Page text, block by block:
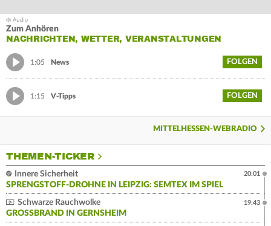
Zum Anhören
NACHRICHTEN, WETTER, VERANSTALTUNGEN
1:05 News FOLGEN
1:15 V-Tipps FOLGEN
MITTELHESSEN-WEBRADIO
THEMEN-TICKER
Innere Sicherheit
SPRENGSTOFF-DROHNE IN LEIPZIG: SEMTEX IM SPIEL
20:01
Schwarze Rauchwolke
GROSSBRAND IN GERNSHEIM
19:43